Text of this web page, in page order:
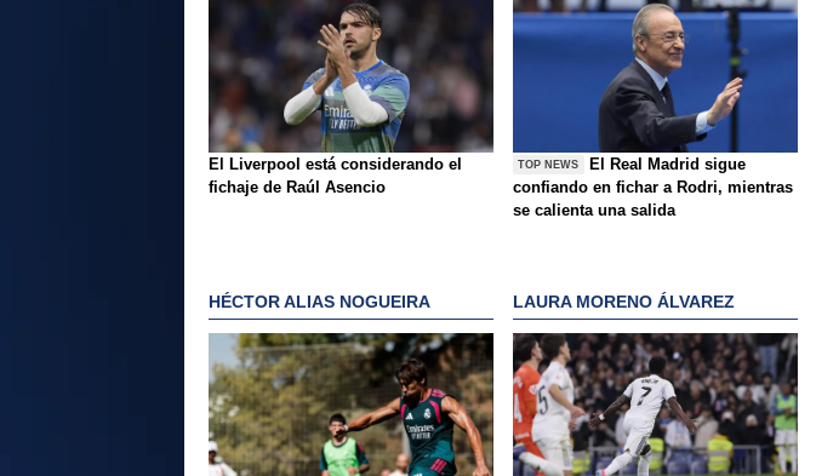
El Liverpool está considerando el
fichaje de Raúl Asencio
TOP NEWS
El Real Madrid sigue
confiando en fichar a Rodri, mientras
se calienta una salida
HÉCTOR ALIAS NOGUEIRA LAURA MORENO ÁLVAREZ